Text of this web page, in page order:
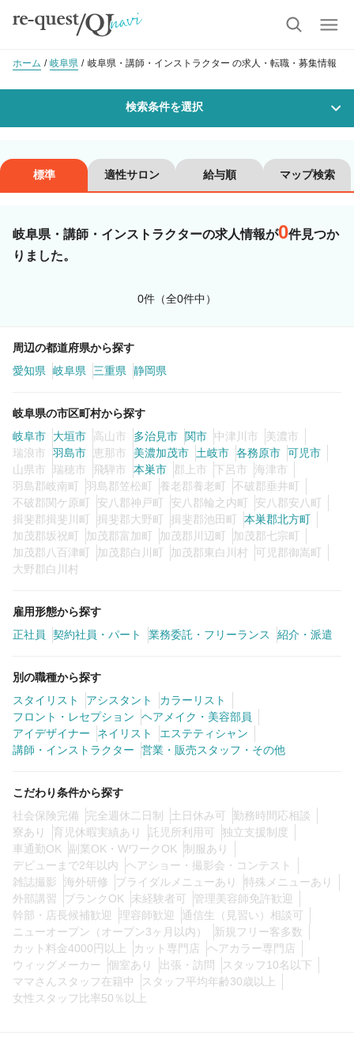
ホーム 岐阜県 岐阜県・講師・インストラクター の求人・転職・募集情報
検索条件を選択
沿線・駅を選択 市区町村を選択
ネイリスト
講師・インストラクター 営業・販売スタッフ・その他
雇用形態
正社員 契約社員・パート
詳細条件
この条件の求人数0件
標準 適性サロン 給与順 マップ検索
岐阜県・講師・インストラクターの求人情報が0件見つか
りました。
0件（全0件中）
周辺の都道府県から探す
愛知県
岐阜県 三重県 静岡県
岐阜県の市区町村から探す
岐阜市
大垣市 高山市 多治見市 関市 中津川市
美濃市
瑞浪市
羽島市 恵那市 美濃加茂市 土岐市 各務原市 可児市
山県市
瑞穂市 飛騨市 本巣市 郡上市 下呂市
海津市
羽島郡岐南町
羽島郡笠松町 養老郡養老町
不破郡垂井町
不破郡関ケ原町
安八郡神戸町 安八郡輪之内町
安八郡安八町
揖斐郡揖斐川町
揖斐郡大野町 揖斐郡池田町
本巣郡北方町
加茂郡坂祝町
加茂郡富加町 加茂郡川辺町
加茂郡七宗町
加茂郡八百津町
加茂郡白川町 加茂郡東白川村
可児郡御嵩町
大野郡白川村
雇用形態から探す
正社員
契約社員・パート 業務委託・フリーランス 紹介・派遣
別の職種から探す
スタイリスト
アシスタント
カラーリスト
フロント・レセプション
ヘアメイク・美容部員
アイデザイナー
ネイリスト
エステティシャン
講師・インストラクター
営業・販売スタッフ・その他
こだわり条件から探す
社会保険完備
完全週休二日制 土日休み可
勤務時間応相談
寮あり
育児休暇実績あり 託児所利用可
独立支援制度
車通勤OK
副業OK・WワークOK
制服あり
デビューまで2年以内
ヘアショー・撮影会・コンテスト
雑誌撮影
海外研修 ブライダルメニューあり
特殊メニューあり
外部講習
ブランクOK 未経験者可
管理美容師免許歓迎
幹部・店長候補歓迎
理容師歓迎
通信生（見習い）相談可
ニューオープン（オープン3ヶ月以内）
新規フリー客多数
カット料金4000円以上
カット専門店
ヘアカラー専門店
ウィッグメーカー
個室あり 出張・訪問
スタッフ10名以下
ママさんスタッフ在籍中
スタッフ平均年齢30歳以上
女性スタッフ比率50％以上